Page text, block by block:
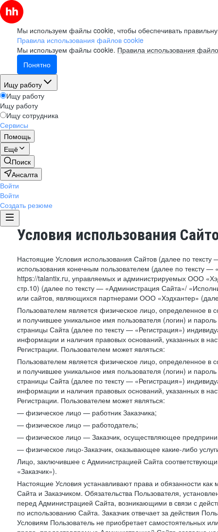
Мы используем файлы cookie, чтобы обеспечивать
Правила использования файлов cookie
Мы используем файлы cookie. Правила использования
Понятно
Ищу работу
Ищу работу
Ищу работу
Ищу сотрудника
Сервисы
Помощь
Ещё
Поиск
Ансалта
Войти
Войти
Создать резюме
Условия использования
Настоящие Условия использования Сайтов (далее по
использования конечным пользователем (далее по тексту
https://talantix.ru, управляемых и администрируемых ООО
стр.10) (далее по тексту — «Администрация Сайта»/
или сайтов, являющихся партнерами ООО «Хэдхантер»
Пользователем является физическое лицо, определенное в
и получившее уникальное имя пользователя (логин) и
страницы Сайта (далее по тексту — «Регистрация»)
информации и наличия правовых оснований, указанных в
Регистрации. Пользователем может являться:
Пользователем является физическое лицо, определенное в
и получившее уникальное имя пользователя (логин) и
страницы Сайта (далее по тексту — «Регистрация»)
информации и наличия правовых оснований, указанных в
Регистрации. Пользователем может являться:
— физическое лицо — работник Заказчика;
— физическое лицо — работодатель;
— физическое лицо — Заказчик, осуществляющее
— физическое лицо-Заказчик, оказывающее какие-либо
Лицо, заключившее с Администрацией Сайта
«Заказчик»).
Настоящие Условия устанавливают права и обязанности
Сайта и Заказчиком. Обязательства Пользователя,
перед Администрацией Сайта, возникающими в связи с
по использованию Сайта. Заказчик отвечает за действия
Условиям Пользователь не приобретает самостоятельных